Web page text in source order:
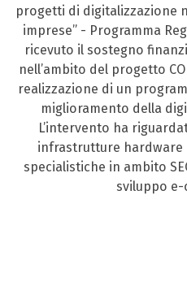
progetti di digitalizzazione
imprese” - Programma
ricevuto il sostegno
nell’ambito del progetto
realizzazione di un
miglioramento della
L’intervento ha
infrastrutture hardware
specialistiche in ambito
sviluppo